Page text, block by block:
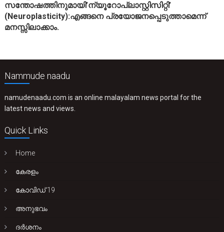
സന്തോഷത്തിനുമായി’ന്യൂറോപ്ലാസ്റ്റിസിറ്റി’
(Neuroplasticity):എങ്ങനെ പ്രയോജനപ്പെടുത്താമെന്ന്
മനസ്സിലാക്കാം.
Nammude naadu
namudenaadu.com is an online malayalam news portal for the
latest news and views.
Quick Links
Home
കേരളം
കോവിഡ് 19
അനുഭവം
ദർശനം